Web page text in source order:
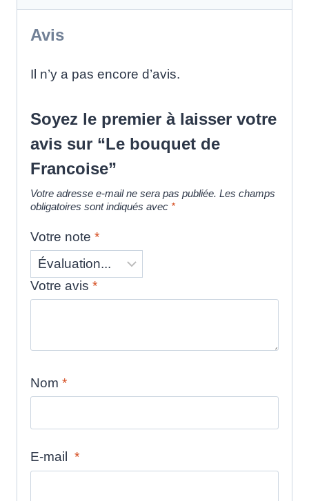
Avis
Il n’y a pas encore d’avis.
Soyez le premier à laisser votre
avis sur “Le bouquet de
Francoise”
Votre adresse e-mail ne sera pas publiée. Les champs
obligatoires sont indiqués avec *
Votre note *
Votre avis *
Nom *
E-mail *